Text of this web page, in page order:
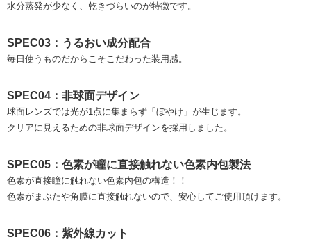
水分蒸発が少なく、乾きづらいのが特徴です。
SPEC03：うるおい成分配合
毎日使うものだからこそこだわった装用感。
SPEC04：非球面デザイン
球面レンズでは光が1点に集まらず「ぼやけ」が生じます。
クリアに見えるための非球面デザインを採用しました。
SPEC05：色素が瞳に直接触れない色素内包製法
色素が直接瞳に触れない色素内包の構造！！
色素がまぶたや角膜に直接触れないので、安心してご使用頂けます。
SPEC06：紫外線カット